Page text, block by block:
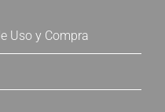
Uso y Compra